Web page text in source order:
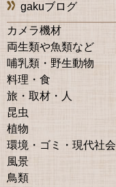
gakuブログ
カメラ機材
両生類や魚類など
哺乳類・野生動物
料理・食
旅・取材・人
昆虫
植物
環境・ゴミ・現代社会
風景
鳥類